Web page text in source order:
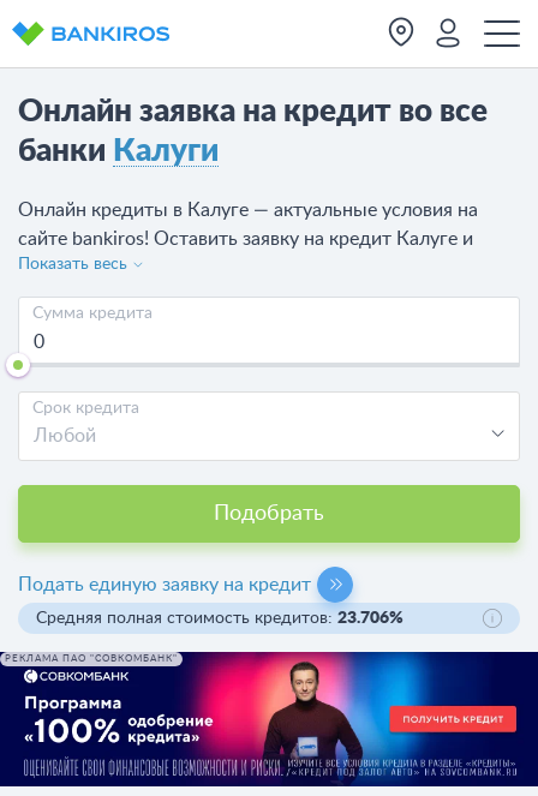
Онлайн заявка на кредит во все
банки Калуги
Онлайн кредиты в Калуге — актуальные условия на
сайте bankiros! Оставить заявку на кредит Калуге и
получите деньги наличными или на счет всего в
несколько кликов. Сравните условия и отправьте запрос
на кредит во все банки Калуги или выбранный банк. На
сегодня доступно 19 предложений от 8 банков.
Показать весь
Сумма кредита
Срок кредита
Любой
Подобрать
Подать единую заявку на кредит
Средняя полная стоимость кредитов: 23.706%
РЕКЛАМА ПАО "СОВКОМБАНК"